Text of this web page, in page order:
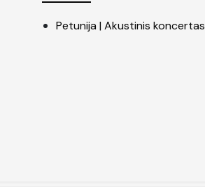
Petunija | Akustinis koncertas